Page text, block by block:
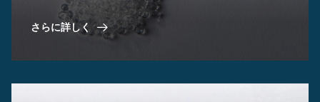
さらに詳しく